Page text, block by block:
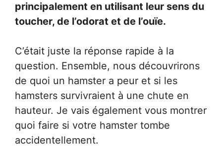
principalement en utilisant leur sens du
toucher, de l’odorat et de l’ouïe.
C’était juste la réponse rapide à la
question. Ensemble, nous découvrirons
de quoi un hamster a peur et si les
hamsters survivraient à une chute en
hauteur. Je vais également vous montrer
quoi faire si votre hamster tombe
accidentellement.